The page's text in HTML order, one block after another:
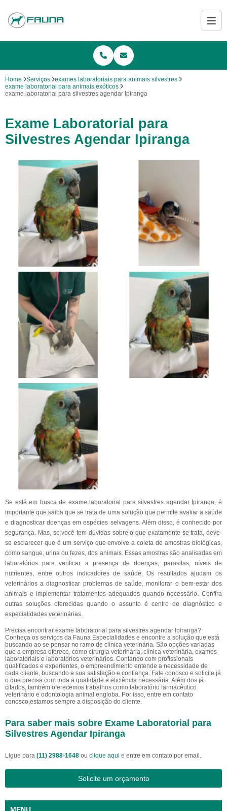
Home Serviços
exames laboratoriais para animais silvestres
exame laboratorial para animais exóticos
exame laboratorial para silvestres agendar Ipiranga
Exame Laboratorial para
Silvestres Agendar Ipiranga
Se está em busca de exame laboratorial para silvestres agendar Ipiranga, é
importante que saiba que se trata de uma solução que permite avaliar a saúde
e diagnosticar doenças em espécies selvagens. Além disso, é conhecido por
segurança. Mas, se você tem dúvidas sobre o que exatamente se trata, deve-
se esclarecer que é um serviço que envolve a coleta de amostras biológicas,
como sangue, urina ou fezes, dos animais. Essas amostras são analisadas em
laboratórios para verificar a presença de doenças, parasitas, níveis de
nutrientes, entre outros indicadores de saúde. Os resultados ajudam os
veterinários a diagnosticar problemas de saúde, monitorar o bem-estar dos
animais e implementar tratamentos adequados quando necessário. Confira
outras soluções oferecidas quando o assunto é centro de diagnóstico e
especialidades veterinárias.
Precisa encontrar exame laboratorial para silvestres agendar Ipiranga?
Conheça os serviços da Fauna Especialidades e encontre a solução que está
buscando ao se pensar no ramo de clínica veterinária. São opções variadas
que a empresa oferece, como cirurgia veterinária, clínica veterinária, exames
laboratoriais e laboratórios veterinários. Contando com profissionais
qualificados e experientes, o empreendimento entende a necessidade de
cada cliente, buscando a sua satisfação e confiança. Fale conosco e solicite já
o que precisa com toda a qualidade e eficiência necessária. Além dos já
citados, também oferecemos trabalhos como laboratório farmacêutico
veterinário e odontologia animal engloba. Por isso, entre em contato
conosco,estamos sempre a disposição do cliente.
Para saber mais sobre Exame Laboratorial para
Silvestres Agendar Ipiranga
Ligue para (11) 2988-1648 ou clique aqui e entre em contato por email.
Solicite um orçamento